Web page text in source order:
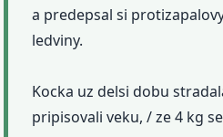
a predepsal si
ledviny.
Kocka uz delsi dobu
pripisovali veku, / ze 4 kg